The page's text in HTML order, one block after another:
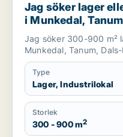
Jag söker lager
i Munkedal,
Jag söker 300-900 m²
Munkedal, Tanum,
Type
Lager, Industrilokal
Storlek
300 - 900 m2